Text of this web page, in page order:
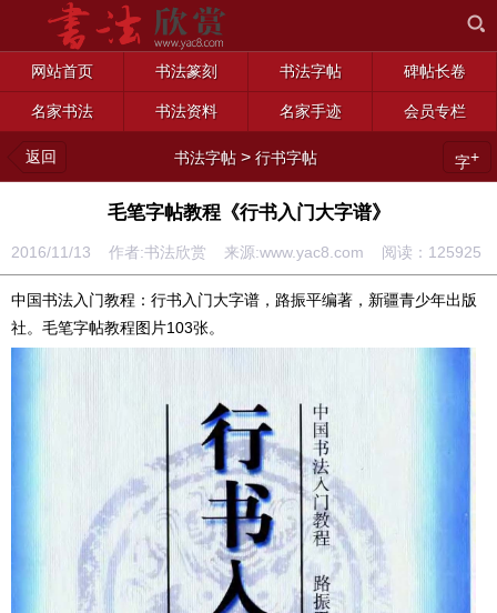
网站首页 书法篆刻 书法字帖 碑帖长卷
名家书法 书法资料 名家手迹 会员专栏
返回 书法字帖 >行书字帖 字+
毛笔字帖教程《行书入门大字谱》
2016/11/13 作者:书法欣赏 来源:www.yac8.com 阅读： 125925
中国书法入门教程：行书入门大字谱，路振平编著，新疆青少年出版
社。毛笔字帖教程图片103张。